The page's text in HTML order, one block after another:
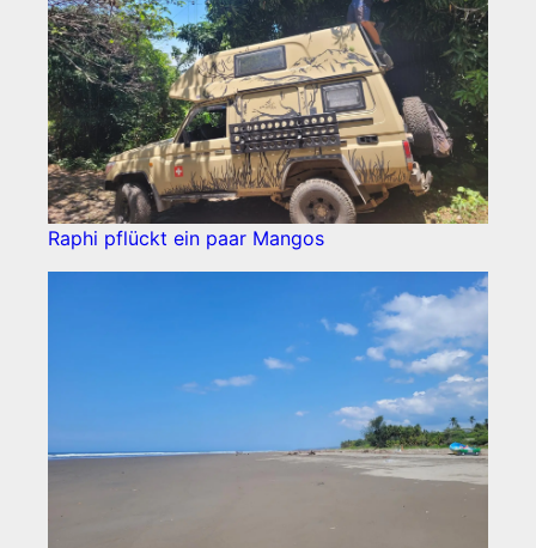
Raphi pflückt ein paar Mangos